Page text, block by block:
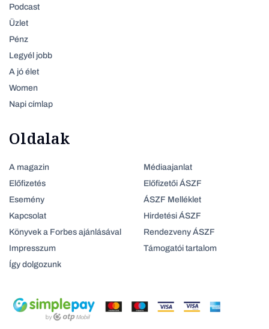
Podcast
Üzlet
Pénz
Legyél jobb
A jó élet
Women
Napi címlap
Oldalak
A magazin
Előfizetés
Esemény
Kapcsolat
Könyvek a Forbes ajánlásával
Impresszum
Így dolgozunk
Médiaajanlat
Előfizetői ÁSZF
ÁSZF Melléklet
Hirdetési ÁSZF
Rendezveny ÁSZF
Támogatói tartalom